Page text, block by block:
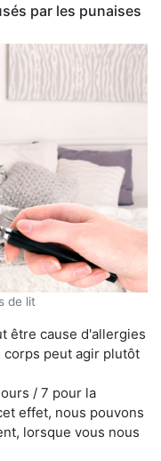
par les punaises
de lit
être cause d'allergies
peut agir plutôt
/ 7 pour la
effet, nous pouvons
lorsque vous nous